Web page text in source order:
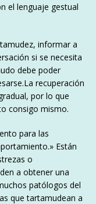
el lenguaje gestual
informar a
si se necesita
debe poder
recuperación
por lo que
consigo mismo.
para las
Están
o
a obtener una
patólogos del
que tartamudean a